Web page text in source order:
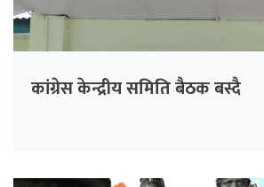
कांग्रेस केन्द्रीय समिति बैठक बस्दै